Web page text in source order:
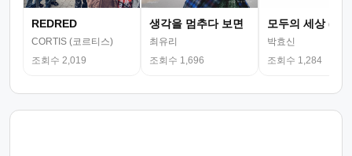
REDRED
CORTIS (코르티스)
조회수 2,019
생각을 멈추다 보면
최유리
조회수 1,696
모두의 세상 (뮤
박효신
조회수 1,284